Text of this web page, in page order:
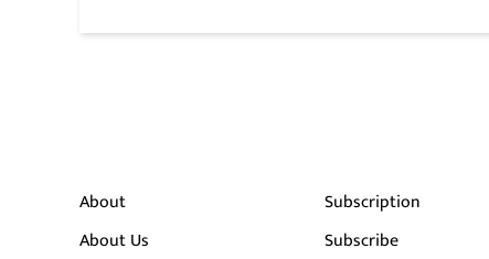
About
About Us
Subscription
Subscribe